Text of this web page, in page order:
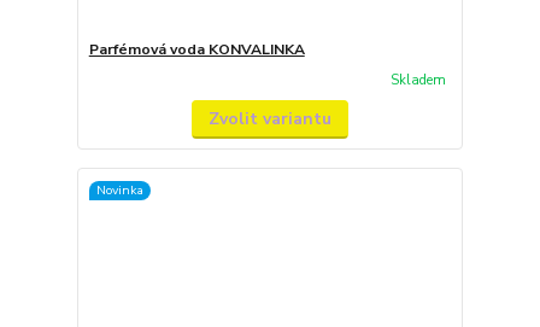
Parfémová voda KONVALINKA
Skladem
Zvolit variantu
Novinka